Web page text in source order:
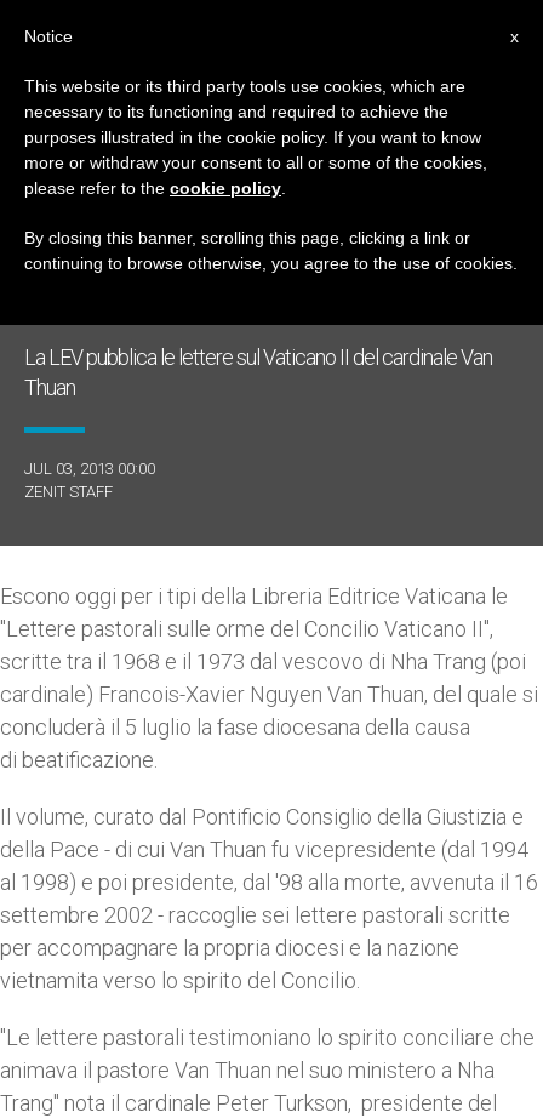
GIORNO
Luglio 3rd, 2013
ULTIME NOTIZIE
La LEV pubblica le lettere sul Vaticano II del cardinale Van
Thuan
JUL 03, 2013 00:00
ZENIT STAFF
Escono oggi per i tipi della Libreria Editrice Vaticana le
"Lettere pastorali sulle orme del Concilio Vaticano II",
scritte tra il 1968 e il 1973 dal vescovo di Nha Trang (poi
cardinale) Francois-Xavier Nguyen Van Thuan, del quale si
concluderà il 5 luglio la fase diocesana della causa
di beatificazione.
Il volume, curato dal Pontificio Consiglio della Giustizia e
della Pace - di cui Van Thuan fu vicepresidente (dal 1994
al 1998) e poi presidente, dal '98 alla morte, avvenuta il 16
settembre 2002 - raccoglie sei lettere pastorali scritte
per accompagnare la propria diocesi e la nazione
vietnamita verso lo spirito del Concilio.
"Le lettere pastorali testimoniano lo spirito conciliare che
animava il pastore Van Thuan nel suo ministero a Nha
Trang" nota il cardinale Peter Turkson, presidente del
x
Notice
This website or its third party tools use cookies, which are
necessary to its functioning and required to achieve the
purposes illustrated in the cookie policy. If you want to know
more or withdraw your consent to all or some of the cookies,
please refer to the cookie policy
By closing this banner, scrolling this page, clicking a link or
continuing to browse otherwise, you agree to the use of cookies.